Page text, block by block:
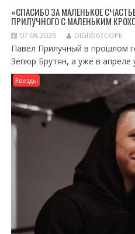
«СПАСИБО ЗА МАЛЕНЬКОЕ
ПРИЛУЧНОГО С МАЛЕНЬКИМ
07.08.2026 DIGIS567COPE
Павел Прилучный в прошлом
Зепюр Брутян, а уже в апреле
Звезды